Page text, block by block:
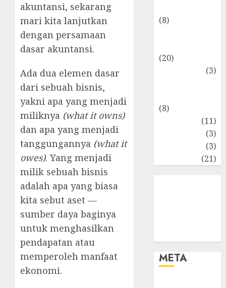
akuntansi, sekarang
mari kita lanjutkan
dengan persamaan
dasar akuntansi.
Ada dua elemen dasar
dari sebuah bisnis,
yakni apa yang menjadi
miliknya (what it owns)
dan apa yang menjadi
tanggungannya (what it
owes). Yang menjadi
milik sebuah bisnis
adalah apa yang biasa
kita sebut aset —
sumber daya baginya
untuk menghasilkan
pendapatan atau
memperoleh manfaat
ekonomi.
(8)
(20)
(3)
(8)
(11)
(3)
(3)
(21)
META